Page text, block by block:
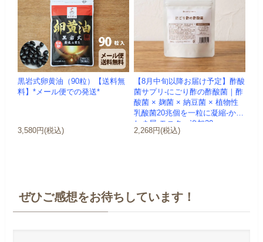
黒岩式卵黄油（90粒）【送料無
料】*メール便での発送*
3,580円(税込)
【8月中旬以降お届け予定】酢酸
菌サプリ-にごり酢の酢酸菌｜酢
酸菌 × 麹菌 × 納豆菌 × 植物性
乳酸菌20兆個を一粒に凝縮-かわ
しま屋-モニター追加20...
2,268円(税込)
ぜひご感想をお待ちしています！